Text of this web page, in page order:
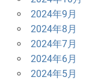
2024年9月
2024年8月
2024年7月
2024年6月
2024年5月